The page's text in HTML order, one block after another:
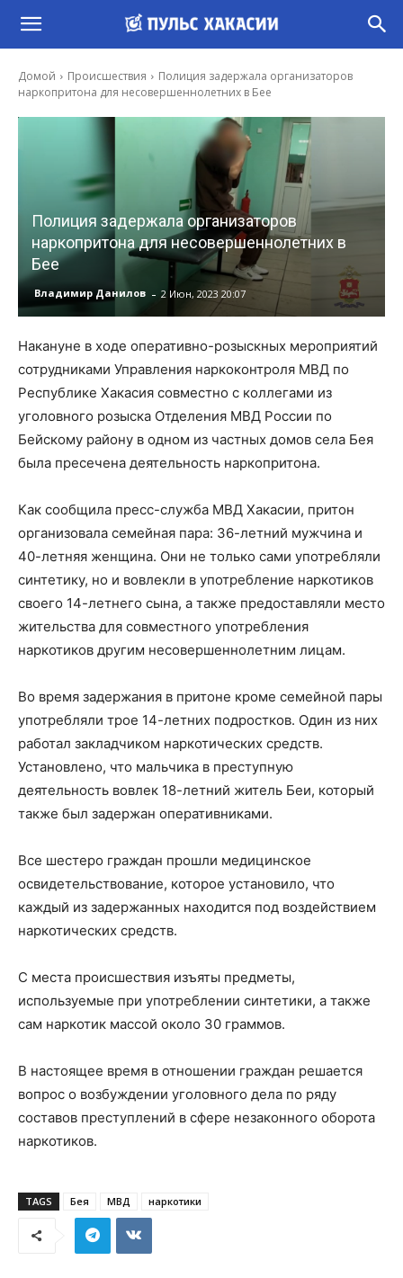
Домой Происшествия
Полиция задержала организаторов
наркопритона для несовершеннолетних в Бее
Полиция задержала организаторов
наркопритона для несовершеннолетних в
Бее
Владимир Данилов - 2 Июн, 2023 20:07
Накануне в ходе оперативно-розыскных мероприятий
сотрудниками Управления наркоконтроля МВД по
Республике Хакасия совместно с коллегами из
уголовного розыска Отделения МВД России по
Бейскому району в одном из частных домов села Бея
была пресечена деятельность наркопритона.
Как сообщила пресс-служба МВД Хакасии, притон
организовала семейная пара: 36-летний мужчина и
40-летняя женщина. Они не только сами употребляли
синтетику, но и вовлекли в употребление наркотиков
своего 14-летнего сына, а также предоставляли место
жительства для совместного употребления
наркотиков другим несовершеннолетним лицам.
Во время задержания в притоне кроме семейной пары
употребляли трое 14-летних подростков. Один из них
работал закладчиком наркотических средств.
Установлено, что мальчика в преступную
деятельность вовлек 18-летний житель Беи, который
также был задержан оперативниками.
Все шестеро граждан прошли медицинское
освидетельствование, которое установило, что
каждый из задержанных находится под воздействием
наркотических средств.
С места происшествия изъяты предметы,
используемые при употреблении синтетики, а также
сам наркотик массой около 30 граммов.
В настоящее время в отношении граждан решается
вопрос о возбуждении уголовного дела по ряду
составов преступлений в сфере незаконного оборота
наркотиков.
TAGS Бея МВД наркотики